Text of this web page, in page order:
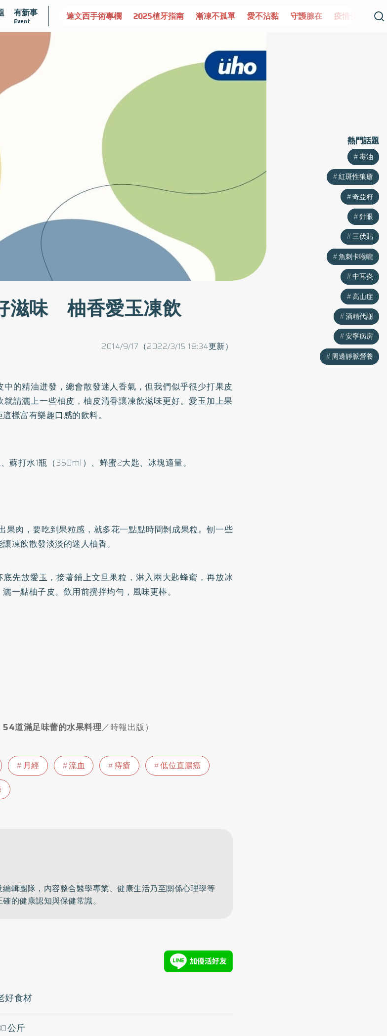
有新事
Event
達文西手術專欄 2025植牙指南 漸凍不孤單 愛不沾黏 守護腺在 疫情保衛戰 再生醫學 愛
滋味 柚香愛玉凍飲
2014/9/17（2022/3/15 18:34更新）
的精油迸發，總會散發迷人香氣，但我們似乎很少打果皮
就請灑上一些柚皮，柚皮清香讓凍飲滋味更好。愛玉加上果
樣富有樂趣口感的飲料。
蘇打水1瓶（350ml）、蜂蜜2大匙、冰塊適量。
果肉，要吃到果粒感，就多花一點點時間剝成果粒。刨一些
凍飲散發淡淡的迷人柚香。
先放愛玉，接著鋪上文旦果粒，淋入兩大匙蜂蜜，再放冰
一點柚子皮。飲用前攪拌均勻，風味更棒。
54道滿足味蕾的水果料理／時報出版）
月經 流血 痔瘡
低位直腸癌
編輯團隊，內容整合醫學專業、健康生活乃至關係心理學等
的健康認知與保健常識。
好食材
公斤
熱門話題
毒油
紅斑性狼瘡
奇亞籽
針眼
三伏貼
魚刺卡喉嚨
中耳炎
高山症
酒精代謝
安寧病房
周邊靜脈營養
熱門話題
毒油
紅斑性狼瘡
奇亞籽
針眼
三伏貼
魚刺卡喉嚨
中耳炎
高山症
酒精代謝
安寧病房
周邊靜脈營養